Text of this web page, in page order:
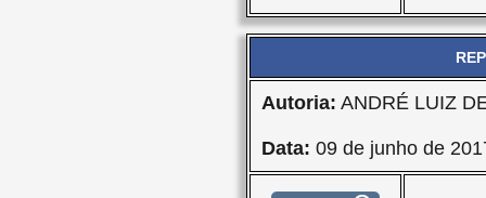
Autoria: ANDRÉ LUIZ
Data: 09 de junho de